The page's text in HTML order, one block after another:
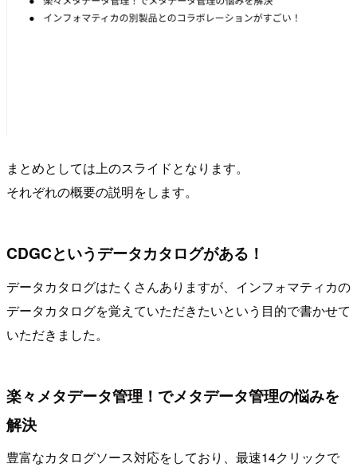
まとめとしては上のスライドとなります。
それぞれの概要の説明をします。
CDGCというデータカタログがある！
データカタログはたくさんありますが、インフォマティカの
データカタログを覚えていただきたいという目的で書かせて
いただきました。
楽々メタデータ管理！でメタデータ管理の悩みを
解決
豊富なカタログソース対応をしており、最速14クリックで